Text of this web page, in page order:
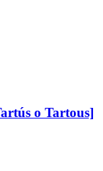
o Tartous]